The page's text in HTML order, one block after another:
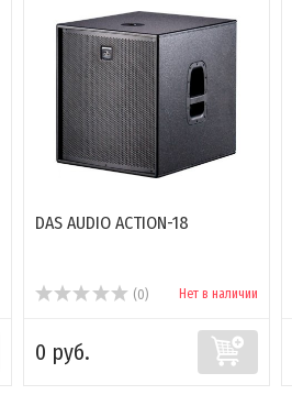
DAS AUDIO ACTION-18
(0) Нет в наличии
0 руб.